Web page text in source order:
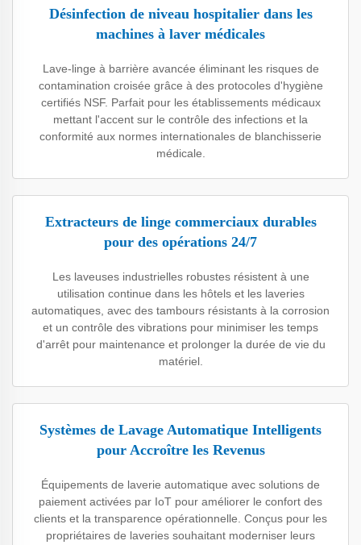
Désinfection de niveau hospitalier dans les
machines à laver médicales
Lave-linge à barrière avancée éliminant les risques de
contamination croisée grâce à des protocoles d'hygiène
certifiés NSF. Parfait pour les établissements médicaux
mettant l'accent sur le contrôle des infections et la
conformité aux normes internationales de blanchisserie
médicale.
Extracteurs de linge commerciaux durables
pour des opérations 24/7
Les laveuses industrielles robustes résistent à une
utilisation continue dans les hôtels et les laveries
automatiques, avec des tambours résistants à la corrosion
et un contrôle des vibrations pour minimiser les temps
d'arrêt pour maintenance et prolonger la durée de vie du
matériel.
Systèmes de Lavage Automatique Intelligents
pour Accroître les Revenus
Équipements de laverie automatique avec solutions de
paiement activées par IoT pour améliorer le confort des
clients et la transparence opérationnelle. Conçus pour les
propriétaires de laveries souhaitant moderniser leurs